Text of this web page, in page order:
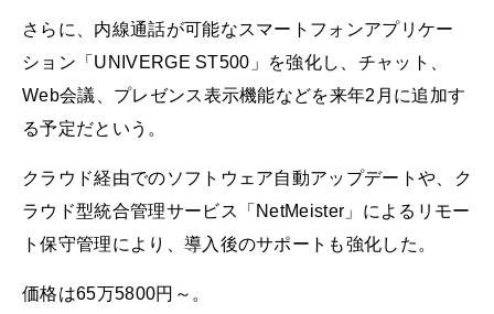
さらに、内線通話が可能なスマートフォンアプリケー
ション「UNIVERGE ST500」を強化し、チャット、
Web会議、プレゼンス表示機能などを来年2月に追加す
る予定だという。
クラウド経由でのソフトウェア自動アップデートや、ク
ラウド型統合管理サービス「NetMeister」によるリモー
ト保守管理により、導入後のサポートも強化した。
価格は65万5800円～。